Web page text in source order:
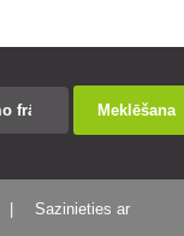
Meklēšana
Sazinieties ar